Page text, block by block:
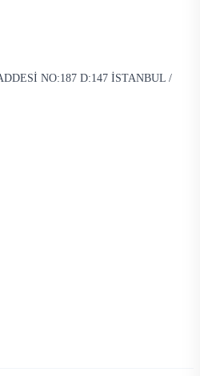
NO:187 D:147 İSTANBUL /